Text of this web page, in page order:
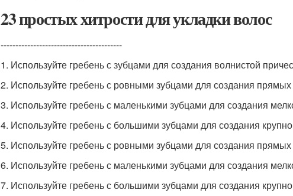
23 простых хитрости для укладки волос
-----------------------------------------
1. Используйте гребень с зубцами для создания волнистой
2. Используйте гребень с ровными зубцами для создания
3. Используйте гребень с маленькими зубцами для создания
4. Используйте гребень с большими зубцами для создания
5. Используйте гребень с ровными зубцами для создания
6. Используйте гребень с маленькими зубцами для создания
7. Используйте гребень с большими зубцами для создания